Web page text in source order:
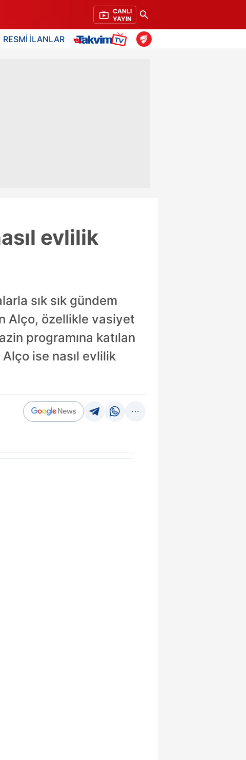
CANLI
YAYIN
RESMİ İLANLAR
evlilik
sık sık gündem
Alço, özellikle vasiyet
programına katılan
ise nasıl evlilik